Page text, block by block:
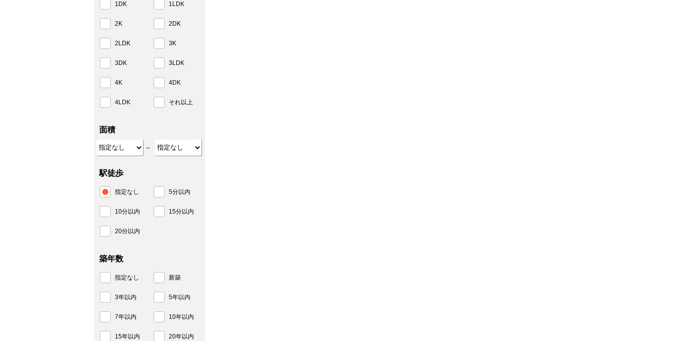
1DK 1LDK
2K 2DK
2LDK 3K
3DK 3LDK
4K 4DK
4LDK それ以上
面積
～
駅徒歩
指定なし 5分以内
10分以内 15分以内
20分以内
築年数
指定なし 新築
3年以内 5年以内
7年以内 10年以内
15年以内 20年以内